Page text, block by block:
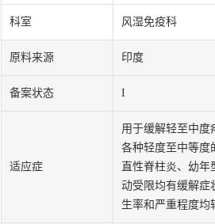
科室 风湿免疫科
原料来源 印度
备案状态 I
适应症
用于缓解轻至中度
各种轻度至中等度
直性脊柱炎、幼年
动受限均有缓解症
生率和严重程度均